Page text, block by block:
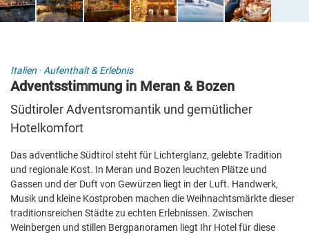
Italien ·Aufenthalt & Erlebnis
Adventsstimmung in Meran & Bozen
Südtiroler Adventsromantik und gemütlicher
Hotelkomfort
Das adventliche Südtirol steht für Lichterglanz, gelebte Tradition
und regionale Kost. In Meran und Bozen leuchten Plätze und
Gassen und der Duft von Gewürzen liegt in der Luft. Handwerk,
Musik und kleine Kostproben machen die Weihnachtsmärkte dieser
traditionsreichen Städte zu echten Erlebnissen. Zwischen
Weinbergen und stillen Bergpanoramen liegt Ihr Hotel für diese